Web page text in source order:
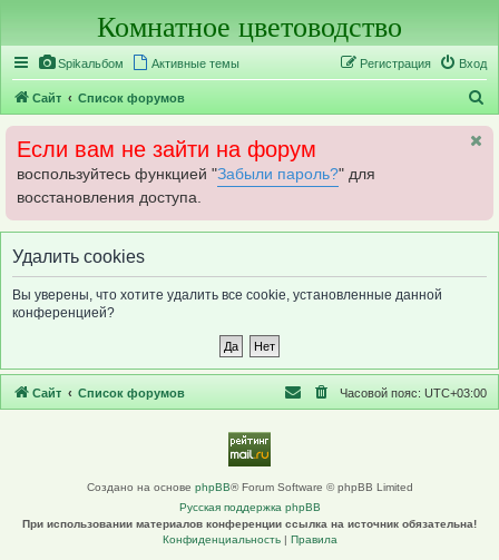
Комнатное цветоводство
Spikальбом Активные темы Вход
Регистрация
Сайт Список форумов
о
Если вам не зайти на форум
воспользуйтесь функцией "Забыли пароль?" для
восстановления доступа.
Удалить cookies
Вы уверены, что хотите удалить все cookie, установленные данной
конференцией?
Сайт Список форумов Часовой пояс: UTC+03:00
Создано на основе phpBB® Forum Software © phpBB Limited
Русская поддержка phpBB
При использовании материалов конференции ссылка на источник обязательна!
Конфиденциальность| Правила